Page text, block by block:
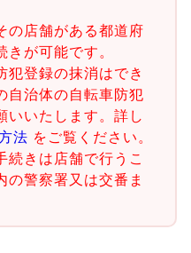
の店舗がある都道府
が可能です。
登録の抹消はでき
自治体の自転車防犯
いいたします。詳し
法 をご覧ください。
きは店舗で行うこ
の警察署又は交番ま